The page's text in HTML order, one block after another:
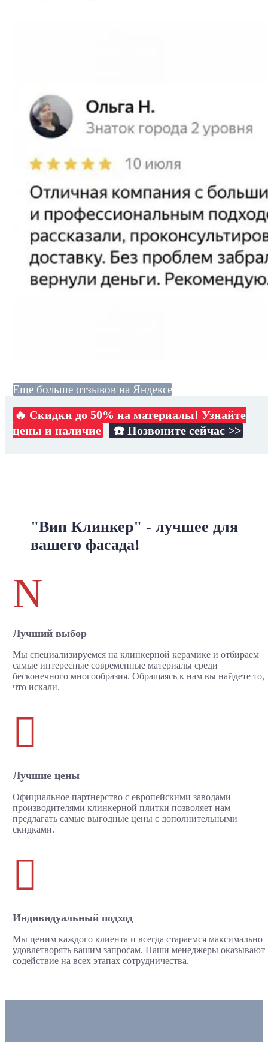
Еще больше отзывов на Яндексе
🔥 Скидки до 50% на материалы! Узнайте
цены и наличие
☎️ Позвоните сейчас >>
"Вип Клинкер" - лучшее для
вашего фасада!
N
Лучший выбор
Мы специализируемся на клинкерной керамике и отбираем
самые интересные современные материалы среди
бесконечного многообразия. Обращаясь к нам вы найдете то,
что искали.

Лучшие цены
Официальное партнерство с европейскими заводами
производителями клинкерной плитки позволяет нам
предлагать самые выгодные цены с дополнительными
скидками.

Индивидуальный подход
Мы ценим каждого клиента и всегда стараемся максимально
удовлетворять вашим запросам. Наши менеджеры оказывают
содействие на всех этапах сотрудничества.